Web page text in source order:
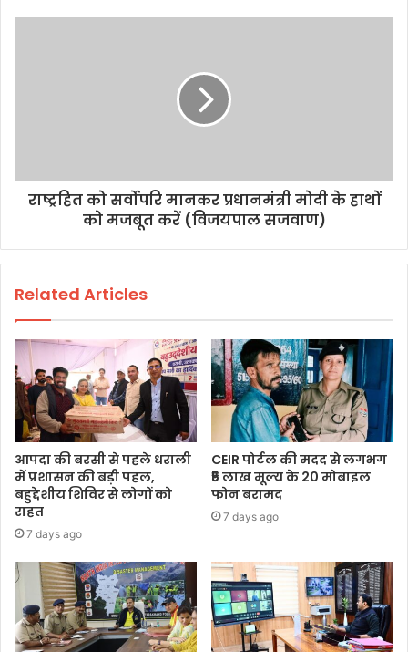
राष्ट्रहित को सर्वोपरि मानकर प्रधानमंत्री मोदी के हाथों
को मजबूत करें (विजयपाल सजवाण)
Related Articles
आपदा की बरसी से पहले धराली
में प्रशासन की बड़ी पहल,
बहुद्देशीय शिविर से लोगों को
राहत
7 days ago
CEIR पोर्टल की मदद से लगभग
₹5 लाख मूल्य के 20 मोबाइल
फोन बरामद
7 days ago